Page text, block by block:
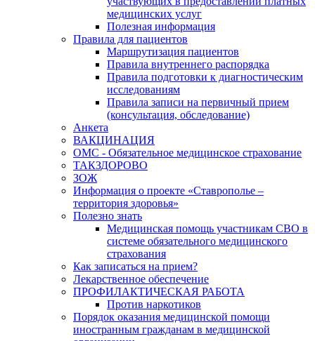
медицинских услуг
Полезная информация
Правила для пациентов
Маршрутизация пациентов
Правила внутреннего распорядка
Правила подготовки к диагностическим
исследованиям
Правила записи на первичный прием
(консультация, обследование)
Анкета
ВАКЦИНАЦИЯ
ОМС - Обязательное медицинское страхование
ТАКЗДОРОВО
ЗОЖ
Информация о проекте «Ставрополье –
территория здоровья»
Полезно знать
Медицинская помощь участникам СВО в
системе обязательного медицинского
страхования
Как записаться на прием?
Лекарственное обеспечение
ПРОФИЛАКТИЧЕСКАЯ РАБОТА
Против наркотиков
Порядок оказания медицинской помощи
иностранным гражданам в медицинской